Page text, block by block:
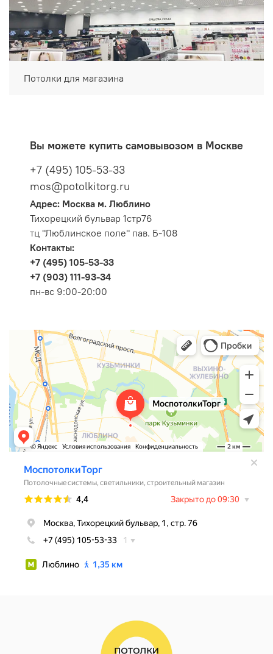
Потолки для магазина
Вы можете купить самовывозом в Москве
+7 (495) 105-53-33
mos@potolkitorg.ru
Адрес: Москва м. Люблино
Тихорецкий бульвар 1стр76
тц "Люблинское поле" пав. Б-108
Контакты:
+7 (495) 105-53-33
+7 (903) 111-93-34
пн-вс 9:00-20:00